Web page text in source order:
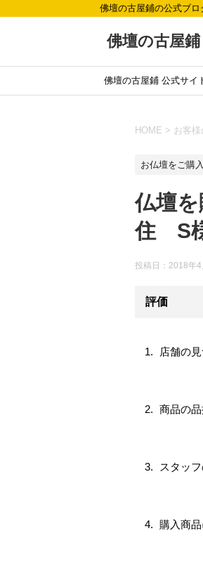
佛壇の古屋鋪の公式ブロ
佛壇の古屋
佛壇の古屋鋪 公式サイ
HOME > お客様
お仏壇をご購
仏壇
住 S
投稿日：2018年4
評価
店舗の
商品の品
スタッ
購入商